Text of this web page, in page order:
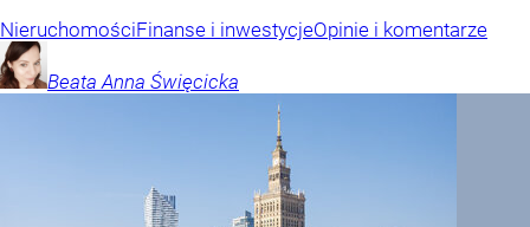
NieruchomościFinanse i inwestycjeOpinie i komentarze
Beata Anna Święcicka